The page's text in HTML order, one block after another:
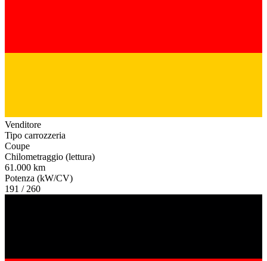
Venditore
Tipo carrozzeria
Coupe
Chilometraggio (lettura)
61.000 km
Potenza (kW/CV)
191 / 260